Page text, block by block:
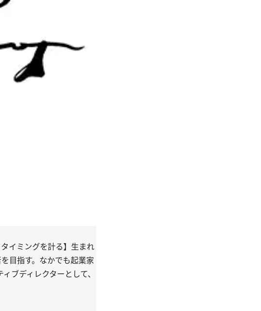
イミングを計る】生まれ
目指す。なかでも起業家
ブディレクターとして、